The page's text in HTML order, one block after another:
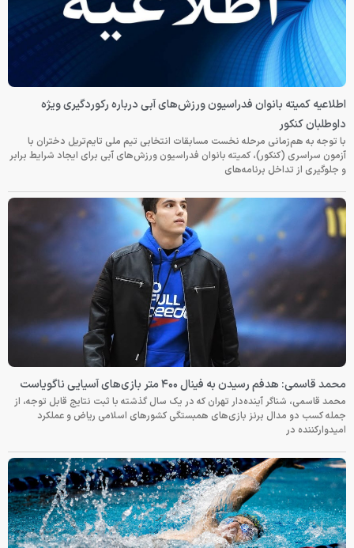
اطلاعیه کمیته بانوان فدراسیون ورزش‌های آبی درباره رکوردگیری ویژه
داوطلبان کنکور
با توجه به هم‌زمانی مرحله نخست مسابقات انتخابی تیم ملی تایم‌تریل دختران با
آزمون سراسری (کنکور)، کمیته بانوان فدراسیون ورزش‌های آبی برای ایجاد شرایط برابر
و جلوگیری از تداخل برنامه‌های
محمد قاسمی: هدفم رسیدن به فینال ۴۰۰ متر بازی‌های آسیایی ناگویاست
محمد قاسمی، شناگر آینده‌دار تهران که در یک سال گذشته با ثبت نتایج قابل توجه، از
جمله کسب دو مدال برنز بازی‌های همبستگی کشورهای اسلامی ریاض و عملکرد
امیدوارکننده در